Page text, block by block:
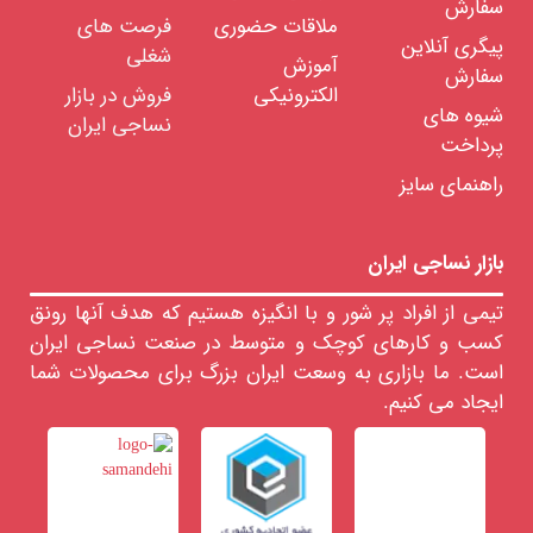
نخ
اسپان
نخ
ویسکوز
ریون
نخ
نایلون
انواع
نخ
های
فانتزی
رنگرزی
انواع
نخ
تابندگی
نخ
سفارش
پیگری آنلاین
سفارش
شیوه های
پرداخت
راهنمای سایز
ملاقات حضوری
آموزش
الکترونیکی
فرصت های
شغلی
فروش در بازار
نساجی ایران
بازار نساجی ایران
تیمی از افراد پر شور و با انگیزه هستیم که هدف آنها رونق
کسب و کارهای کوچک و متوسط در صنعت نساجی ایران
است. ما بازاری به وسعت ایران بزرگ برای محصولات شما
ایجاد می کنیم.